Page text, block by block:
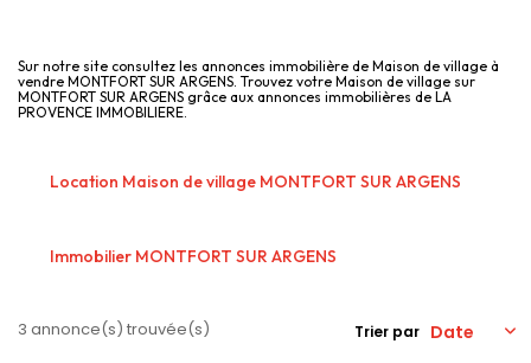
Nos Actualités
Sur notre site consultez les annonces immobilière de Maison de village à
vendre MONTFORT SUR ARGENS. Trouvez votre Maison de village sur
MONTFORT SUR ARGENS grâce aux annonces immobilières de LA
PROVENCE IMMOBILIERE.
Location Maison de village MONTFORT SUR ARGENS
Immobilier MONTFORT SUR ARGENS
3 annonce(s) trouvée(s) Trier par